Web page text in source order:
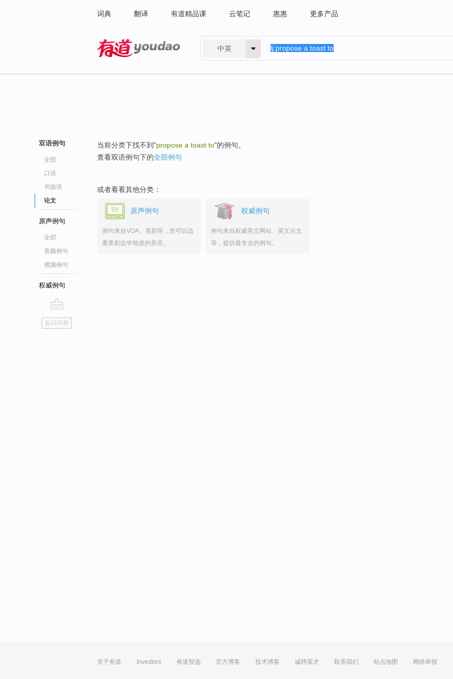
词典 翻译 有道精品课 云笔记 惠惠 更多产品
中英
双语例句
全部
口语
书面语
论文
原声例句
全部
音频例句
视频例句
权威例句
go
top
返回词典
当前分类下找不到"propose a toast to"的例句。
查看双语例句下的全部例句
或者看看其他分类：
原声例句
例句来自VOA、美剧等，您可以边
看美剧边学地道的美语。
权威例句
例句来自权威英文网站、英文论文
等，提供最专业的例句。
关于有道 Investors 有道智选 官方博客 技术博客 诚聘英才 联系我们 站点地图 网络举报